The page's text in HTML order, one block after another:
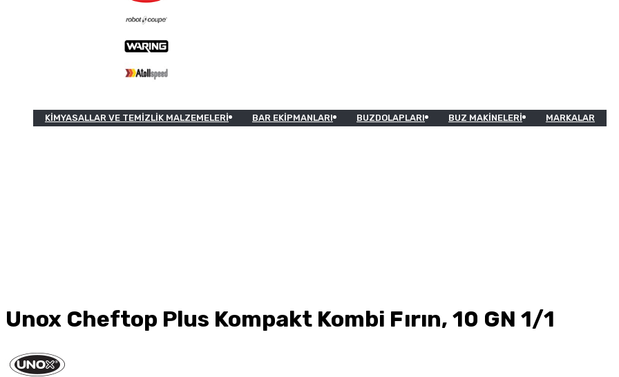
KIMYASALLAR VE TEMIZLIK MALZEMELERI BAR EKIPMANLARI BUZDOLAPLARI BUZ MAKINELERI MARKALAR
Unox Cheftop Plus Kompakt Kombi Fırın, 10 GN 1/1